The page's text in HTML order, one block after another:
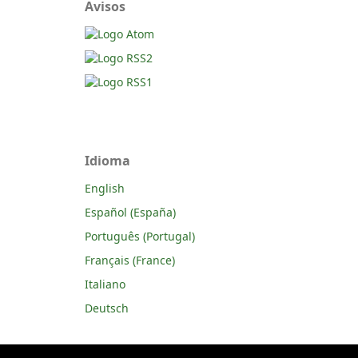
Avisos
Idioma
English
Español (España)
Português (Portugal)
Français (France)
Italiano
Deutsch